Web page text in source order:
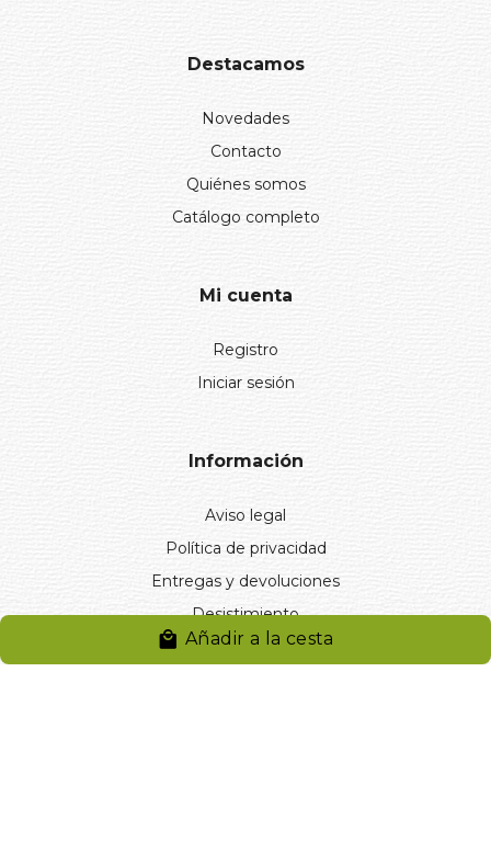
Añadir a la cesta
Destacamos
Novedades
Contacto
Quiénes somos
Catálogo completo
Mi cuenta
Registro
Iniciar sesión
Información
Aviso legal
Política de privacidad
Entregas y devoluciones
Desistimiento
Desistimiento de compra